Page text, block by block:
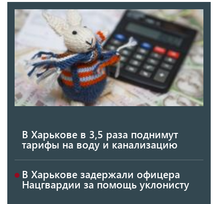
В Харькове в 3,5 раза поднимут
тарифы на воду и канализацию
В Харькове задержали офицера
Нацгвардии за помощь уклонисту